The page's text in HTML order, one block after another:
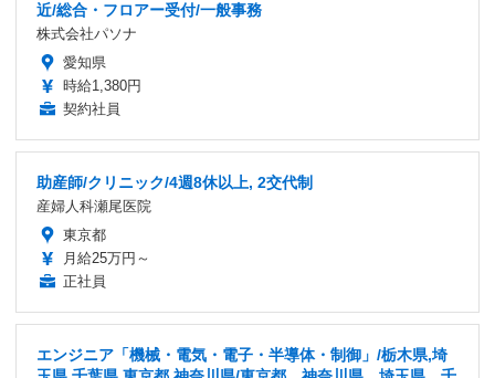
近/総合・フロアー受付/一般事務
株式会社パソナ
愛知県
時給1,380円
契約社員
助産師/クリニック/4週8休以上, 2交代制
産婦人科瀬尾医院
東京都
月給25万円～
正社員
エンジニア「機械・電気・電子・半導体・制御」/栃木県,埼